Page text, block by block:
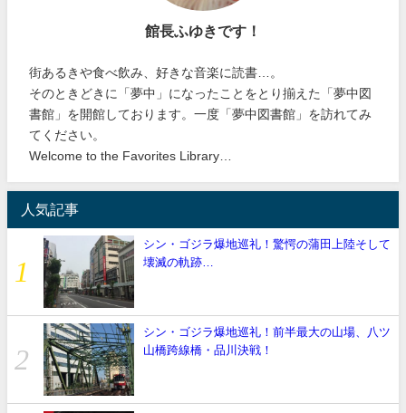
館長ふゆきです！
街あるきや食べ飲み、好きな音楽に読書…。
そのときどきに「夢中」になったことをとり揃えた「夢中図
書館」を開館しております。一度「夢中図書館」を訪れてみ
てください。
Welcome to the Favorites Library…
人気記事
シン・ゴジラ爆地巡礼！驚愕の蒲田上陸そして
壊滅の軌跡…
シン・ゴジラ爆地巡礼！前半最大の山場、八ツ
山橋跨線橋・品川決戦！